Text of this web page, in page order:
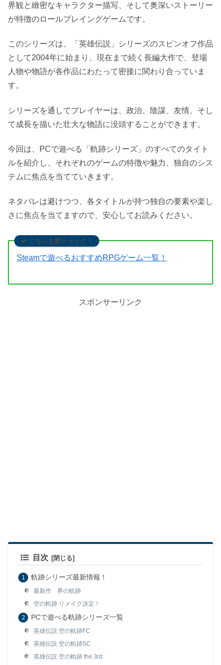
界観と緻密なキャラクター描写、そして奥深いストーリー
が特徴のロールプレイングゲームです。
このシリーズは、「英雄伝説」シリーズのスピンオフ作品
として2004年に始まり、現在まで続く長編大作で、登場
人物や物語が各作品にわたって密接に関わり合っていま
す。
シリーズを通してプレイヤーは、政治、陰謀、友情、そし
て成長を描いた壮大な物語に没頭することができます。
今回は、PCで遊べる「軌跡シリーズ」のすべてのタイト
ルを紹介し、それぞれのゲームの特徴や魅力、独自のシス
テムに焦点を当てていきます。
ネタバレは避けつつ、各タイトルが持つ独自の要素や楽し
さに焦点を当てますので、安心してお読みください。
こちらも要チェック！
Steamで遊べるおすすめRPGゲーム一覧！
スポンサーリンク
目次
軌跡シリーズ最新情報！
最新作 界の軌跡
空の軌跡 リメイク決定！
PCで遊べる軌跡シリーズ一覧
英雄伝説 空の軌跡FC
英雄伝説 空の軌跡SC
英雄伝説 空の軌跡 the 3rd